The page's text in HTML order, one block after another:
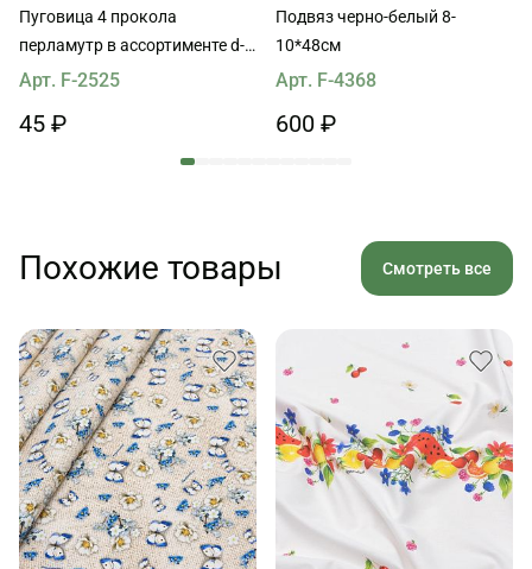
Пуговица 4 прокола
перламутр в ассортименте d-
24-28mm
Арт. F-2525
45 ₽
Подвяз черно-белый 8-
10*48см
Арт. F-4368
600 ₽
Похожие товары Смотреть все